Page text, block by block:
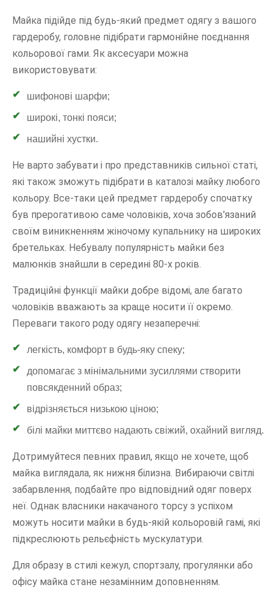
Майка підійде під будь-який предмет одягу з вашого
гардеробу, головне підібрати гармонійне поєднання
кольорової гами. Як аксесуари можна
використовувати:
шифонові шарфи;
широкі, тонкі пояси;
нашийні хустки.
Не варто забувати і про представників сильної статі,
які також зможуть підібрати в каталозі майку любого
кольору. Все-таки цей предмет гардеробу спочатку
був прерогативою саме чоловіків, хоча зобов'язаний
своїм виникненням жіночому купальнику на широких
бретельках. Небувалу популярність майки без
малюнків знайшли в середині 80-х років.
Традиційні функції майки добре відомі, але багато
чоловіків вважають за краще носити її окремо.
Переваги такого роду одягу незаперечні:
легкість, комфорт в будь-яку спеку;
допомагає з мінімальними зусиллями створити
повсякденний образ;
відрізняється низькою ціною;
білі майки миттєво надають свіжий, охайний вигляд.
Дотримуйтеся певних правил, якщо не хочете, щоб
майка виглядала, як нижня білизна. Вибираючи світлі
забарвлення, подбайте про відповідний одяг поверх
неї. Однак власники накачаного торсу з успіхом
можуть носити майки в будь-якій кольоровій гамі, які
підкреслюють рельєфність мускулатури.
Для образу в стилі кежул, спортзалу, прогулянки або
офісу майка стане незамінним доповненням.